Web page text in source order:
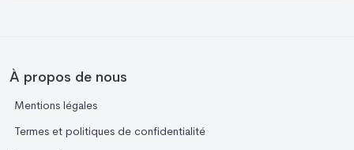
À propos de nous
Mentions légales
Termes et politiques de confidentialité